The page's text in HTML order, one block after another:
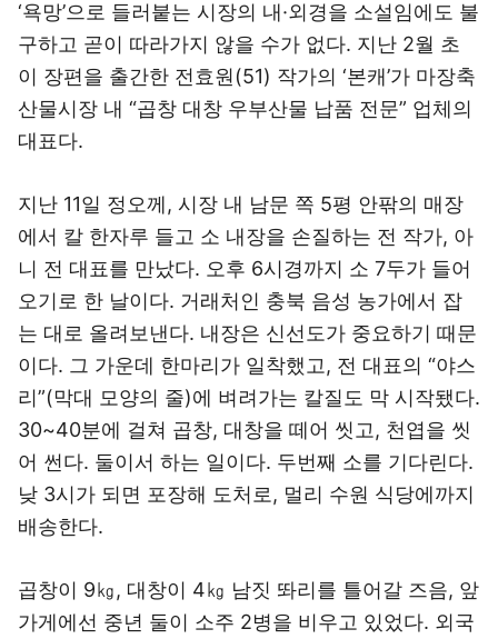
‘욕망’으로 들러붙는 시장의 내·외경을 소설임에도 불
구하고 곧이 따라가지 않을 수가 없다. 지난 2월 초
이 장편을 출간한 전효원(51) 작가의 ‘본캐’가 마장축
산물시장 내 “곱창 대창 우부산물 납품 전문” 업체의
대표다.
지난 11일 정오께, 시장 내 남문 쪽 5평 안팎의 매장
에서 칼 한자루 들고 소 내장을 손질하는 전 작가, 아
니 전 대표를 만났다. 오후 6시경까지 소 7두가 들어
오기로 한 날이다. 거래처인 충북 음성 농가에서 잡
는 대로 올려보낸다. 내장은 신선도가 중요하기 때문
이다. 그 가운데 한마리가 일착했고, 전 대표의 “야스
리”(막대 모양의 줄)에 벼려가는 칼질도 막 시작됐다.
30~40분에 걸쳐 곱창, 대창을 떼어 씻고, 천엽을 씻
어 썬다. 둘이서 하는 일이다. 두번째 소를 기다린다.
낮 3시가 되면 포장해 도처로, 멀리 수원 식당에까지
배송한다.
곱창이 9㎏, 대창이 4㎏ 남짓 똬리를 틀어갈 즈음, 앞
가게에선 중년 둘이 소주 2병을 비우고 있었다. 외국